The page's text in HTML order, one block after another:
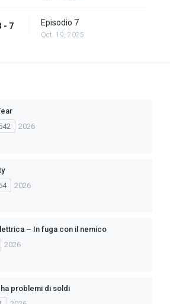
- 7 Episodio 7
Oct. 19, 2025
2026
2026
– In fuga con il nemico
2026
problemi di soldi